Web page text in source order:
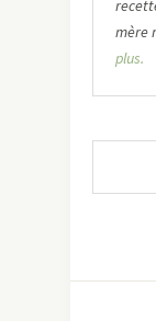
mère
plus.